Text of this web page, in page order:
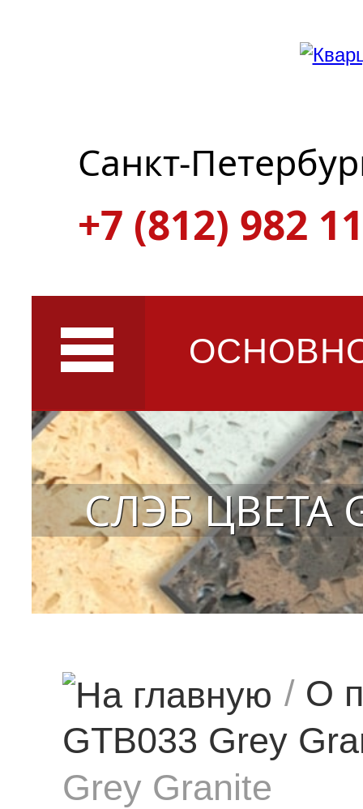
Санкт-
+7 (812) 982
СЛЭБ ЦВЕТА
/ О
GTB033 Grey
Grey Granite